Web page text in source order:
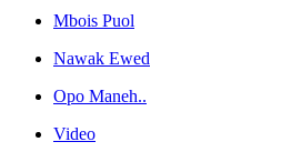
Mbois Puol
Nawak Ewed
Opo Maneh..
Video